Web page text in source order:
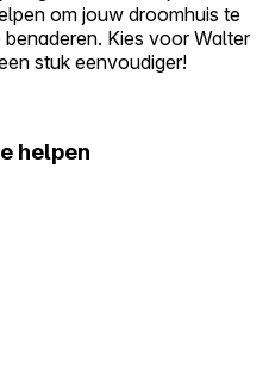
om jouw droomhuis te
Kies voor Walter
stuk eenvoudiger!
helpen